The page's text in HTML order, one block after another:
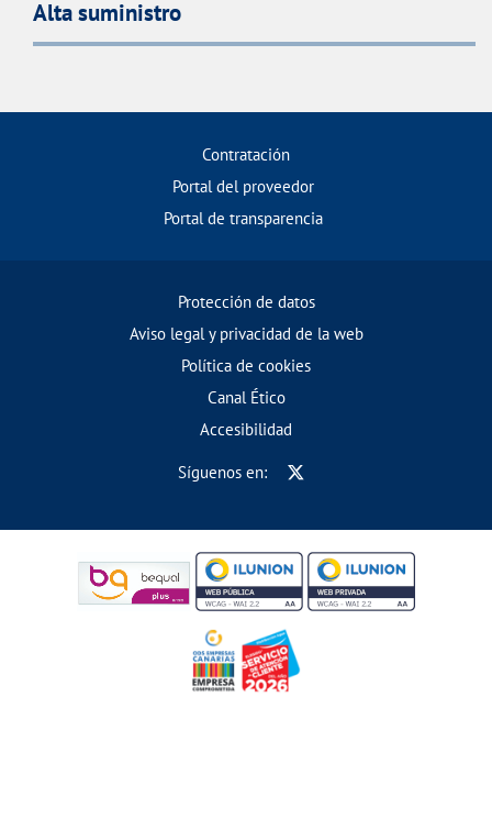
Alta suministro
Contratación
Portal del proveedor
Portal de transparencia
Protección de datos
Aviso legal y privacidad de la web
Política de cookies
Canal Ético
Accesibilidad
Síguenos en: